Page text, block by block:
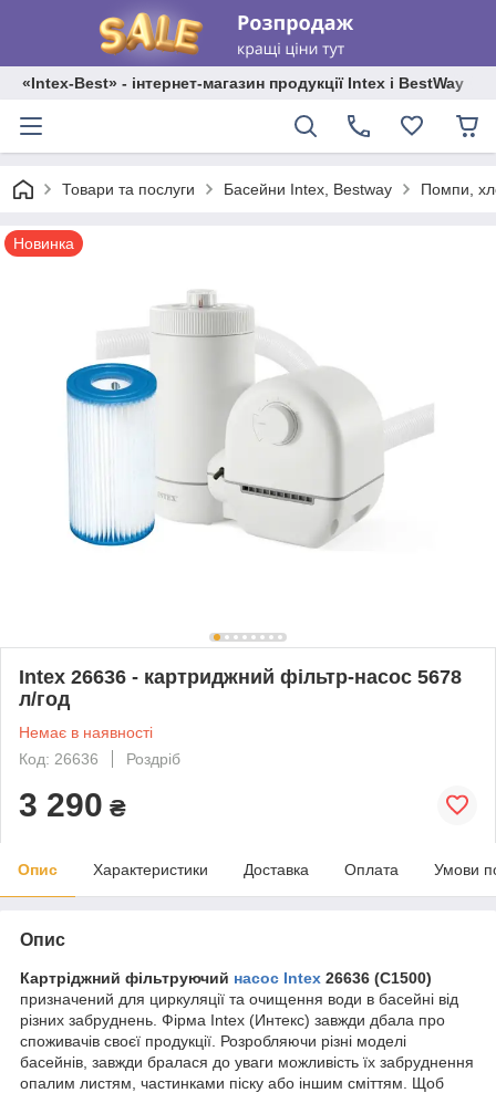
«Intex-Best» - інтернет-магазин продукції Intex і BestWay
Товари та послуги Басейни Intex, Bestway Помпи,
Новинка
Intex 26636 - картриджний фільтр-насос 5678
л/год
Немає в наявності
Код: 26636
Роздріб
3 290 ₴
Опис Характеристики Доставка Оплата Умови
Опис
Картріджний фільтруючий насос Intex 26636 (C1500)
призначений для циркуляції та очищення води в басейні від
різних забруднень. Фірма Intex (Интекс) завжди дбала про
споживачів своєї продукції. Розробляючи різні моделі
басейнів, завжди бралася до уваги можливість їх забруднення
опалим листям, частинками піску або іншим сміттям. Щоб